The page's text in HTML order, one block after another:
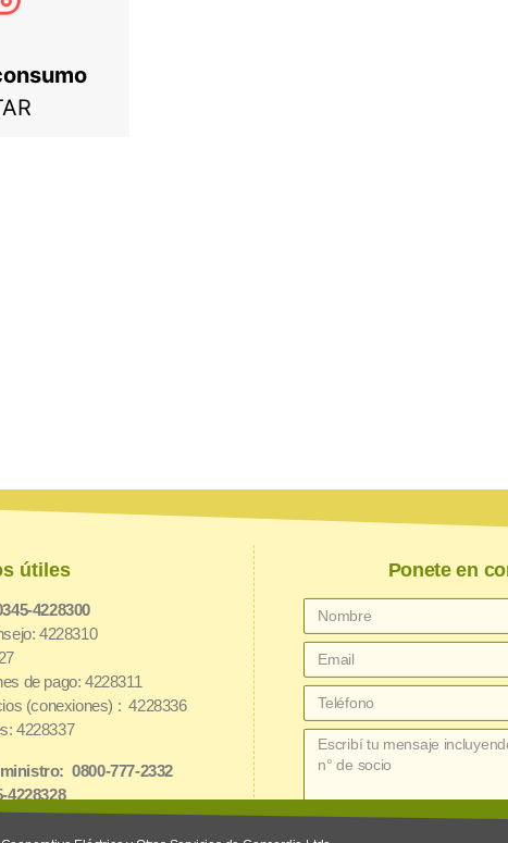
útiles
4228300
4228310
de pago: 4228311
(conexiones) : 4228336
4228337
0800-777-2332
4228328
Ponete en